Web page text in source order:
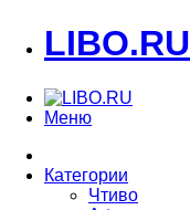
LIBO.RU
Меню
Категории
Чтиво